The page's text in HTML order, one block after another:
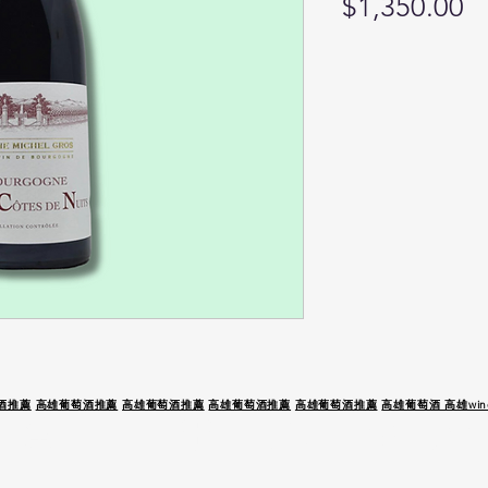
$1,350.00
推薦 高雄葡萄酒推薦 高雄葡萄酒推薦 高雄葡萄酒推薦 高雄葡萄酒推薦 高雄葡萄酒 高雄